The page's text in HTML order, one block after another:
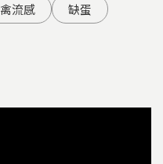
禽流感
缺蛋